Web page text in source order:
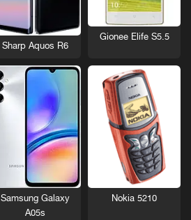
Gionee Elife S5.5
Sharp Aquos R6
Nokia 5210
Samsung Galaxy
A05s